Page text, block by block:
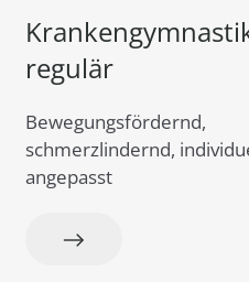
regulär
Bewegungsfördernd,
schmerzlindernd,
angepasst